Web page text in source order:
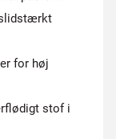
for høj
stof i